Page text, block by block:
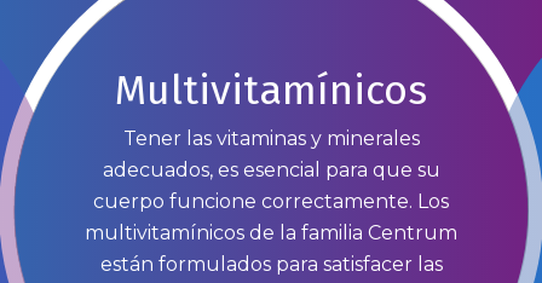
Productos
Centrum Base
Centrum Género Hombre
Centrum Género Mujer
Centrum +Energía
Beneficios
Energía
Salud de los Huesos
Inmunidad
¿Usted Sabía?
Salud y Bienestar
Multivitamínicos
Tener las vitaminas y minerales
adecuados, es esencial para que su
cuerpo funcione correctamente. Los
multivitamínicos de la familia Centrum
están formulados para satisfacer las